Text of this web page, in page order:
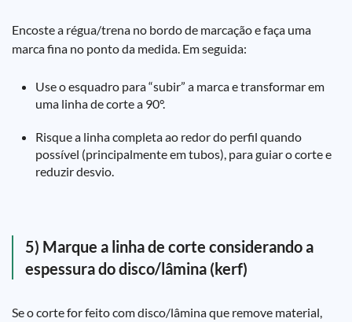
Encoste a régua/trena no bordo de marcação e faça uma
marca fina no ponto da medida. Em seguida:
Use o esquadro para “subir” a marca e transformar em
uma linha de corte a 90°.
Risque a linha completa ao redor do perfil quando
possível (principalmente em tubos), para guiar o corte e
reduzir desvio.
5) Marque a linha de corte considerando a
espessura do disco/lâmina (kerf)
Se o corte for feito com disco/lâmina que remove material,